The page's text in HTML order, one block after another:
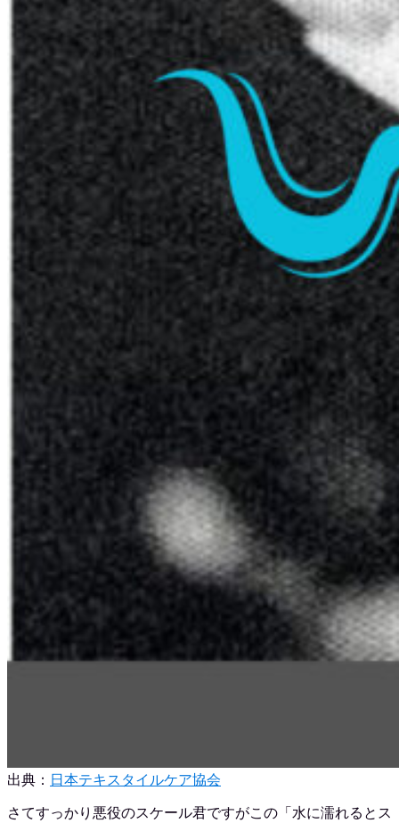
出典： 日本テキスタイルケア協会
さてすっかり悪役のスケール君ですがこの「水に濡れるとス